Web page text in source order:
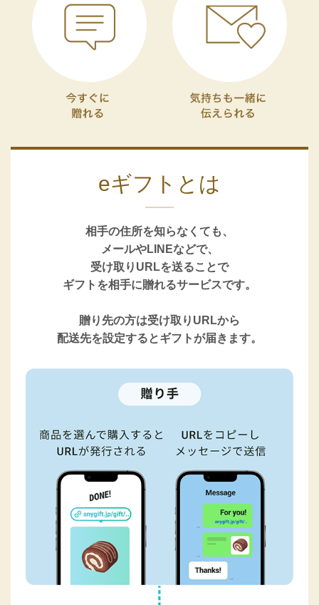
eギフトとは
相手の住所を知らなくても、
メールやLINEなどで、
受け取りURLを送ることで
ギフトを相手に贈れるサービスです。
贈り先の方は受け取りURLから
配送先を設定するとギフトが届きます。